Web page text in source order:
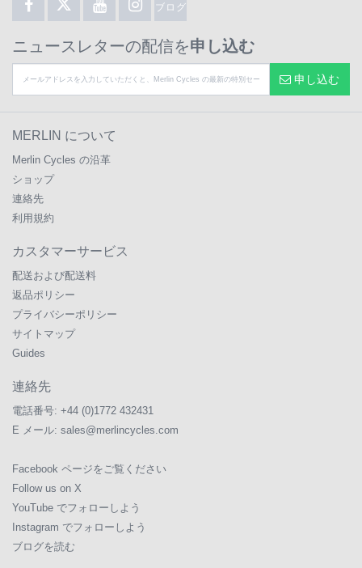
ブログ
ニュースレターの配信を申し込む
申し込む
MERLIN について
Merlin Cycles の沿革
ショップ
連絡先
利用規約
カスタマーサービス
配送および配送料
返品ポリシー
プライバシーポリシー
サイトマップ
Guides
連絡先
電話番号: +44 (0)1772 432431
E メール: sales@merlincycles.com
Facebook ページをご覧ください
Follow us on X
YouTube でフォローしよう
Instagram でフォローしよう
ブログを読む